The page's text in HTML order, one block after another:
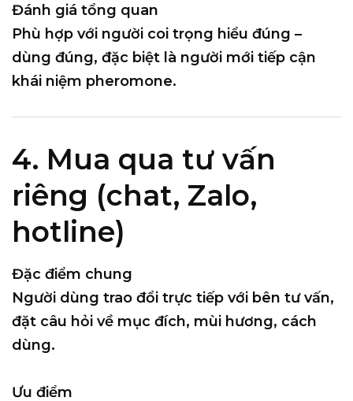
Đánh giá tổng quan
Phù hợp với người coi trọng hiểu đúng –
dùng đúng, đặc biệt là người mới tiếp cận
khái niệm pheromone.
4. Mua qua tư vấn
riêng (chat, Zalo,
hotline)
Đặc điểm chung
Người dùng trao đổi trực tiếp với bên tư vấn,
đặt câu hỏi về mục đích, mùi hương, cách
dùng.
Ưu điểm